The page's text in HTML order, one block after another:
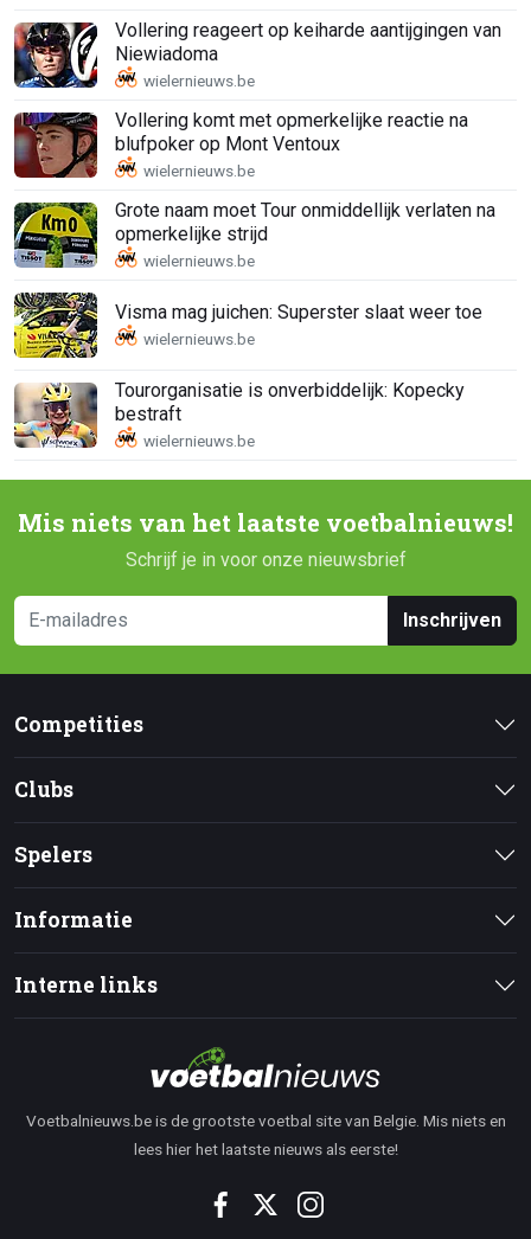
Vollering reageert op keiharde aantijgingen van
Niewiadoma
Vollering komt met opmerkelijke reactie na
blufpoker op Mont Ventoux
Grote naam moet Tour onmiddellijk verlaten na
opmerkelijke strijd
Visma mag juichen: Superster slaat weer toe
Tourorganisatie is onverbiddelijk: Kopecky
bestraft
Mis niets van het laatste voetbalnieuws!
Schrijf je in voor onze nieuwsbrief
Inschrijven
Competities
Clubs
Spelers
Informatie
Interne links
Voetbalnieuws.be is de grootste voetbal site van Belgie. Mis niets en
lees hier het laatste nieuws als eerste!